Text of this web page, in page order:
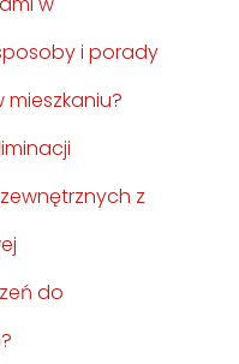
i porady
mieszkaniu?
z
do